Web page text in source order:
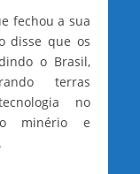
fechou a sua
disse que os
o Brasil,
terras
no
minério e